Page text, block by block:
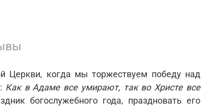
Церкви, когда мы торжествуем по­беду над
Как в Адаме все умирают, так во Христе все
богослужебно­го года, праздновать его